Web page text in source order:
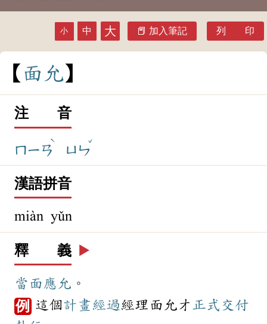
小 中 大 加入筆記 列 印
面 允
注 音
ㄇㄧㄢ
ˋ
ㄩㄣ
ˇ
漢語拼音
miàn yǔn
釋 義 ▶️
當面 應允 。
例 這個計畫經過經理面允才 正式 交付